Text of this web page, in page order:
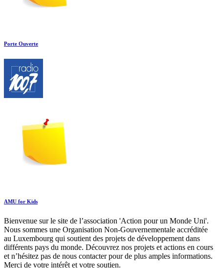
Porte Ouverte
AMU for Kids
Bienvenue sur le site de l’association 'Action pour un Monde Uni'.
Nous sommes une Organisation Non-Gouvernementale accréditée
au Luxembourg qui soutient des projets de développement dans
différents pays du monde. Découvrez nos projets et actions en cours
et n’hésitez pas de nous contacter pour de plus amples informations.
Merci de votre intérêt et votre soutien.